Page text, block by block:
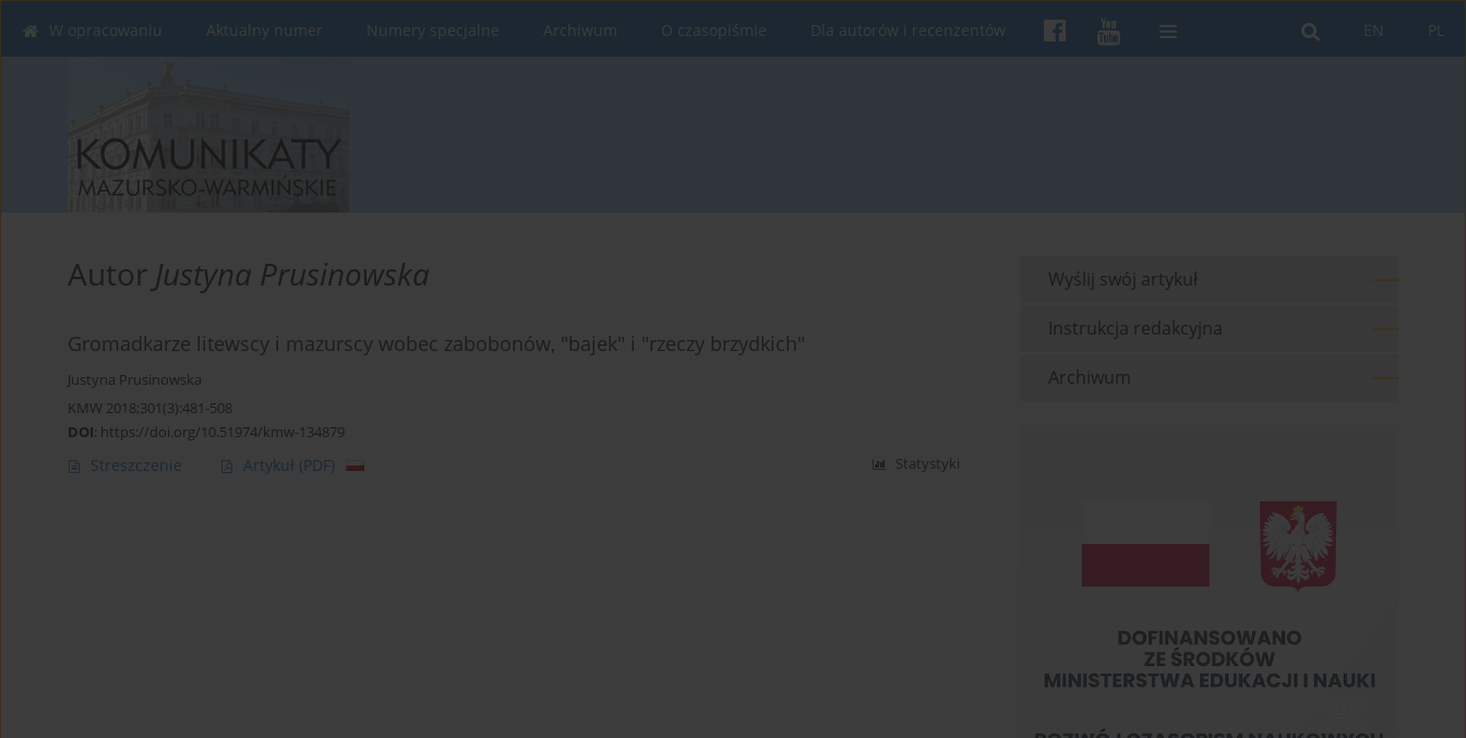
PL
EN
W opracowaniu Aktualny numer Numery specjalne Archiwum O czasopiśmie Dla autorów i recenzentów
Autor Justyna Prusinowska
Gromadkarze litewscy i mazurscy wobec zabobonów, "bajek" i "rzeczy brzydkich"
Justyna Prusinowska
KMW 2018;301(3):481-508
DOI: https://doi.org/10.51974/kmw-134879
Streszczenie Artykuł (PDF) Statystyki
Wyślij swój artykuł
Instrukcja redakcyjna
Archiwum